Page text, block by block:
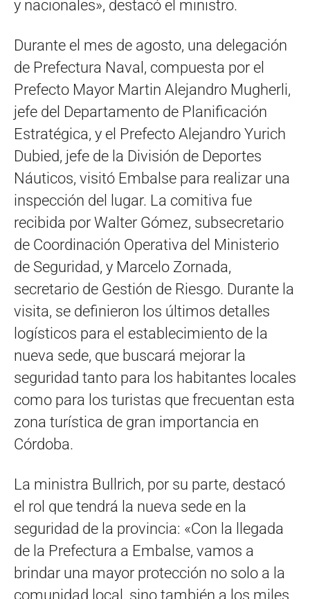
y nacionales», destacó el ministro.
Durante el mes de agosto, una delegación
de Prefectura Naval, compuesta por el
Prefecto Mayor Martin Alejandro Mugherli,
jefe del Departamento de Planificación
Estratégica, y el Prefecto Alejandro Yurich
Dubied, jefe de la División de Deportes
Náuticos, visitó Embalse para realizar una
inspección del lugar. La comitiva fue
recibida por Walter Gómez, subsecretario
de Coordinación Operativa del Ministerio
de Seguridad, y Marcelo Zornada,
secretario de Gestión de Riesgo. Durante la
visita, se definieron los últimos detalles
logísticos para el establecimiento de la
nueva sede, que buscará mejorar la
seguridad tanto para los habitantes locales
como para los turistas que frecuentan esta
zona turística de gran importancia en
Córdoba.
La ministra Bullrich, por su parte, destacó
el rol que tendrá la nueva sede en la
seguridad de la provincia: «Con la llegada
de la Prefectura a Embalse, vamos a
brindar una mayor protección no solo a la
comunidad local, sino también a los miles